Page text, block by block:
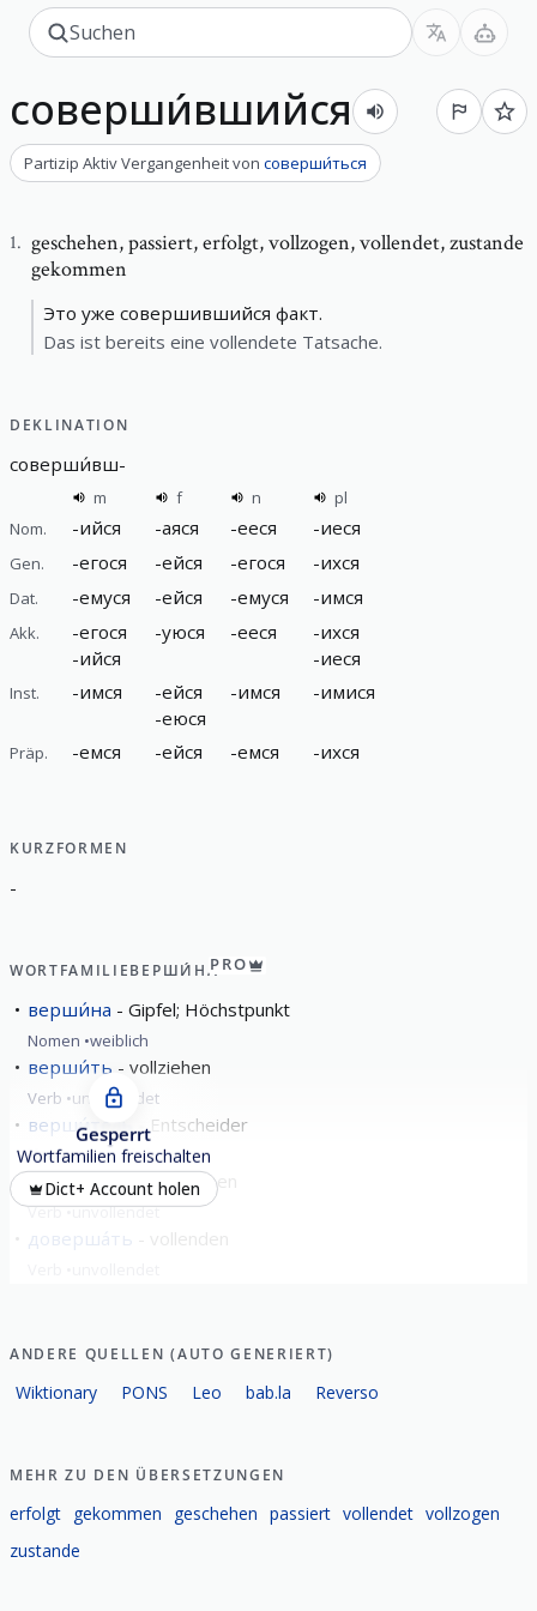
соверши́вшийся
Partizip Aktiv Vergangenheitvon соверши́ться
1. geschehen,passiert, erfolgt, vollzogen, vollendet, zustande
gekommen
Это уже совершившийся факт.
Das ist bereits eine vollendete Tatsache.
DEKLINATION
соверши́вш-
m f n
pl
Nom.
-ийся -аяся -ееся -иеся
Gen. -егося -ейся -егося -ихся
Dat. -емуся -ейся -емуся -имся
Akk. -егося
-ийся
-уюся -ееся -ихся
-иеся
Inst. -имся -ейся
-еюся
-имся -имися
Präp. -емся -ейся -емся -ихся
KURZFORMEN
-
WORTFAMILIEВЕРШИ́НАPRO
верши́на Gipfel; Höchstpunkt
Nomen weiblich
верши́ть vollziehen
Verb unvollendet
верши́тель Entscheider
Nomen männlich
верши́ться geschehen
Verb unvollendet
доверша́ть
Gesperrt
Wortfamilien freischalten
Dict+ Account holen
ANDERE QUELLEN (AUTO GENERIERT)
Wiktionary PONS Leo bab.la Reverso
MEHR ZU DEN ÜBERSETZUNGEN
erfolgt gekommen geschehen passiert vollendet vollzogen
zustande